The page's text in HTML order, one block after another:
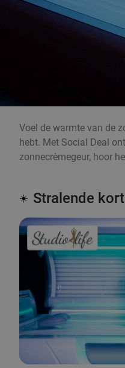
Voel de warmte van de
hebt. Met Social Deal
zonnecrèmegeur, hoor
☀️ Stralende